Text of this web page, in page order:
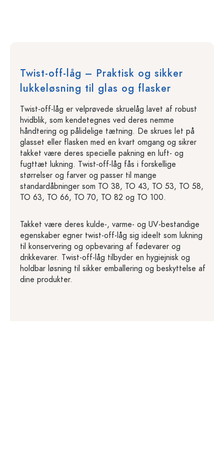
Twist-off-låg – Praktisk og sikker
lukkeløsning til glas og flasker
Twist-off-låg er velprøvede skruelåg lavet af robust
hvidblik, som kendetegnes ved deres nemme
håndtering og pålidelige tætning. De skrues let på
glasset eller flasken med en kvart omgang og sikrer
takket være deres specielle pakning en luft- og
fugttæt lukning. Twist-off-låg fås i forskellige
størrelser og farver og passer til mange
standardåbninger som TO 38, TO 43, TO 53, TO 58,
TO 63, TO 66, TO 70, TO 82 og TO 100.
Takket være deres kulde-, varme- og UV-bestandige
egenskaber egner twist-off-låg sig ideelt som lukning
til konservering og opbevaring af fødevarer og
drikkevarer. Twist-off-låg tilbyder en hygiejnisk og
holdbar løsning til sikker emballering og beskyttelse af
dine produkter.